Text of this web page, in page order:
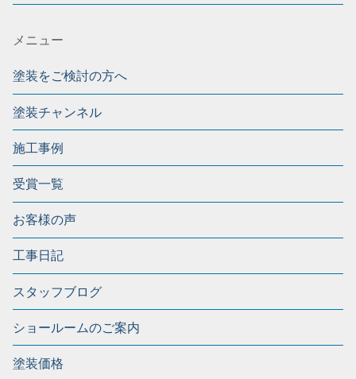
メニュー
塗装をご検討の方へ
塗装チャンネル
施工事例
受賞一覧
お客様の声
工事日記
スタッフブログ
ショールームのご案内
塗装価格